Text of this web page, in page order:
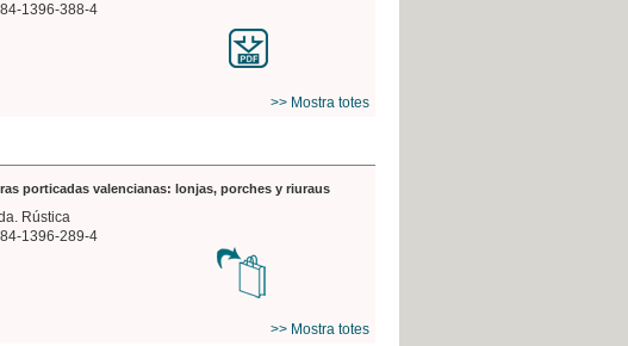
1396-388-4
>> Mostra totes
porticadas valencianas: lonjas, porches y riuraus
Rústica
1396-289-4
>> Mostra totes